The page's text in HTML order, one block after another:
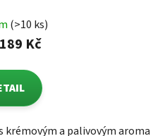
(>10 ks)
Kč
a palivovým aroma